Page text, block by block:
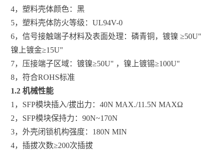
4，塑料壳体颜色：黑
5，塑料壳体防火等级：UL94V-0
6，信号接触端子材料及表面处理：磷青铜，镀镍 ≥50U"
镍上镀金≥15U"
7，压接端子区域：镀镍≥50U" ，镍上镀锡≥100U"
8，符合ROHS标准
1.2 机械性能
1，SFP模块插入/拔出力：40N MAX./11.5N MAXΩ
2，SFP模块保持力：90N~170N
3，外壳闭锁机构强度：180N MIN
4，插拔次数≥200次插拔